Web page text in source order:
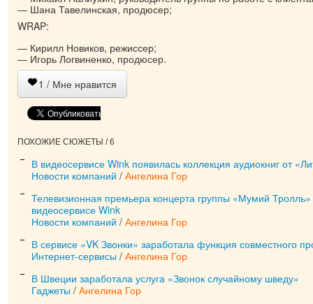
Шана Тавелинская, продюсер;
WRAP:
Кирилл Новиков, режиссер;
Игорь Логвиненко, продюсер.
1 / Мне нравится
ПОХОЖИЕ СЮЖЕТЫ / 6
В видеосервисе Wink появилась коллекция аудиокниг от
Новости компаний / Ангелина Гор
Телевизионная премьера концерта группы «Мумий Тролль»
видеосервисе Wink
Новости компаний / Ангелина Гор
В сервисе «VK Звонки» заработала функция совместного
Интернет-сервисы / Ангелина Гор
В Швеции заработала услуга «Звонок случайному шведу»
Гаджеты / Ангелина Гор